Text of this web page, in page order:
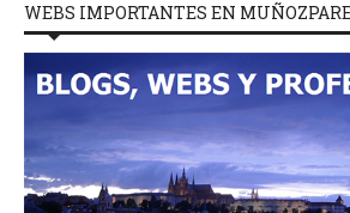
WEBS IMPORTANTES EN